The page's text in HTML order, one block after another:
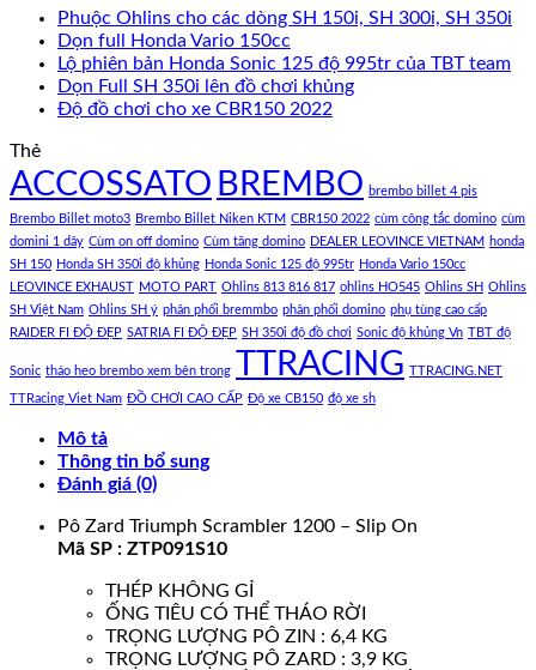
Phuộc Ohlins cho các dòng SH 150i, SH 300i, SH 350i
Dọn full Honda Vario 150cc
Lộ phiên bản Honda Sonic 125 độ 995tr của TBT team
Dọn Full SH 350i lên đồ chơi khủng
Độ đồ chơi cho xe CBR150 2022
Thẻ
ACCOSSATO BREMBO brembo billet 4 pis
Brembo Billet moto3 Brembo Billet Niken KTM CBR150 2022 cùm công tắc domino cùm
domini 1 dây Cùm on off domino Cùm tăng domino DEALER LEOVINCE VIETNAM honda
SH 150 Honda SH 350i độ khủng Honda Sonic 125 độ 995tr Honda Vario 150cc
LEOVINCE EXHAUST MOTO PART Ohlins 813 816 817 ohlins HO545 Ohlins SH Ohlins
SH Việt Nam Ohlins SH ý phân phối bremmbo phân phối domino phụ tùng cao cấp
RAIDER FI ĐỘ ĐẸP SATRIA FI ĐỘ ĐẸP SH 350i độ đồ chơi Sonic độ khủng Vn TBT độ
Sonic tháo heo brembo xem bên trong TTRACING TTRACING.NET
TTRacing Viet Nam ĐỒ CHƠI CAO CẤP Độ xe CB150 độ xe sh
Mô tả
Thông tin bổ sung
Đánh giá (0)
Pô Zard Triumph Scrambler 1200 – Slip On
Mã SP : ZTP091S10
THÉP KHÔNG GỈ
ỐNG TIÊU CÓ THỂ THÁO RỜI
TRỌNG LƯỢNG PÔ ZIN : 6,4 KG
TRỌNG LƯỢNG PÔ ZARD : 3,9 KG